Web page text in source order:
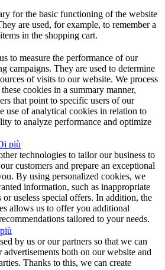
for the basic functioning of the website
are used, for example, to remember a
in the shopping cart.
to measure the performance of our
campaigns. They are used to determine
of visits to our website. We process
cookies in a summary manner,
that point to specific users of our
use of analytical cookies in relation to
to analyze performance and optimize
più
technologies to tailor our business to
customers and prepare an exceptional
By using personalized cookies, we
information, such as inappropriate
useless special offers. In addition, the
allows us to offer you additional
tailored to your needs.
by us or our partners so that we can
both on our website and
Thanks to this, we can create